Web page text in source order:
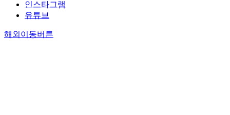
인스타그램
유튜브
해외이동버튼